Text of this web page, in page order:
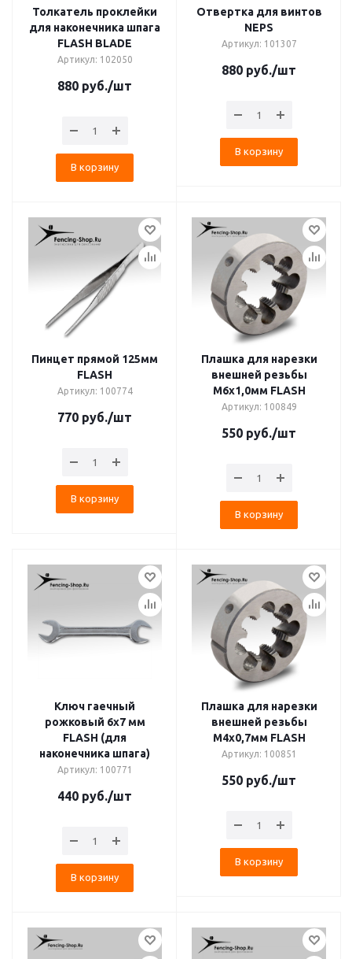
Толкатель проклейки
для наконечника шпага
FLASH BLADE
Артикул: 102050
880 руб./шт
В корзину
Отвертка для винтов
NEPS
Артикул: 101307
880 руб./шт
В корзину
Пинцет прямой 125мм
FLASH
Артикул: 100774
770 руб./шт
В корзину
Плашка для нарезки
внешней резьбы
М6x1,0мм FLASH
Артикул: 100849
550 руб./шт
В корзину
Ключ гаечный
рожковый 6х7 мм
FLASH (для
наконечника шпага)
Артикул: 100771
440 руб./шт
В корзину
Плашка для нарезки
внешней резьбы
М4х0,7мм FLASH
Артикул: 100851
550 руб./шт
В корзину